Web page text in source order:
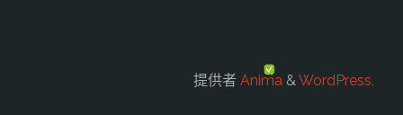
提供者 Anima & WordPress.